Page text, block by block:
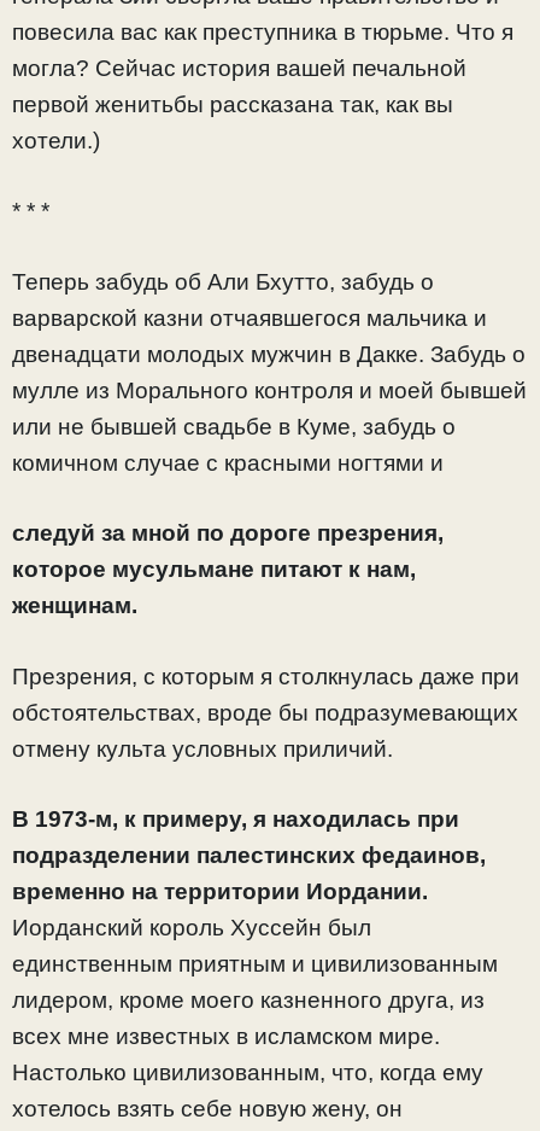
повесила вас как преступника в тюрьме. Что я
могла? Сейчас история вашей печальной
первой женитьбы рассказана так, как вы
хотели.)
* * *
Теперь забудь об Али Бхутто, забудь о
варварской казни отчаявшегося мальчика и
двенадцати молодых мужчин в Дакке. Забудь о
мулле из Морального контроля и моей бывшей
или не бывшей свадьбе в Куме, забудь о
комичном случае с красными ногтями и
следуй за мной по дороге презрения,
которое мусульмане питают к нам,
женщинам.
Презрения, с которым я столкнулась даже при
обстоятельствах, вроде бы подразумевающих
отмену культа условных приличий.
В 1973-м, к примеру, я находилась при
подразделении палестинских федаинов,
временно на территории Иордании.
Иорданский король Хуссейн был
единственным приятным и цивилизованным
лидером, кроме моего казненного друга, из
всех мне известных в исламском мире.
Настолько цивилизованным, что, когда ему
хотелось взять себе новую жену, он